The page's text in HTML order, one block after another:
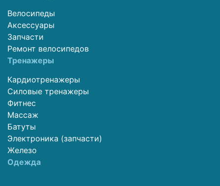
Велосипеды
Аксессуары
Запчасти
Ремонт велосипедов
Тренажеры
Кардиотренажеры
Силовые тренажеры
Фитнес
Массаж
Батуты
Электроника (запчасти)
Железо
Одежда